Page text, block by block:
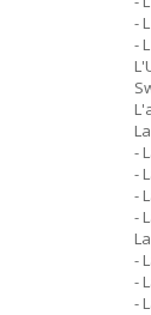
-
-
-
-
-
-
-
-
-